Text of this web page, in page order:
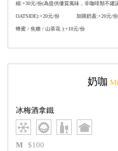
縮:+30元/份(為提供優質風味，非咖啡類不建
OATSIDE):+20元/份 加購奶蓋:+20元/
蜂蜜 / 焦糖 / 山茶花 ):+10元/份
奶咖
冰梅酒拿鐵
M $100